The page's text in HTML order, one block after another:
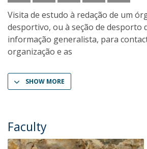
Visita de estudo à redação de um
desportivo, ou à seção de desporto
informação generalista, para
organização e as
SHOW MORE
Faculty